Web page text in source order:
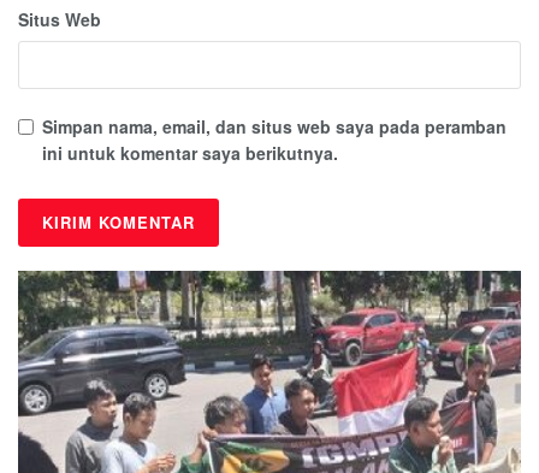
Situs Web
Simpan nama, email, dan situs web saya pada peramban
ini untuk komentar saya berikutnya.